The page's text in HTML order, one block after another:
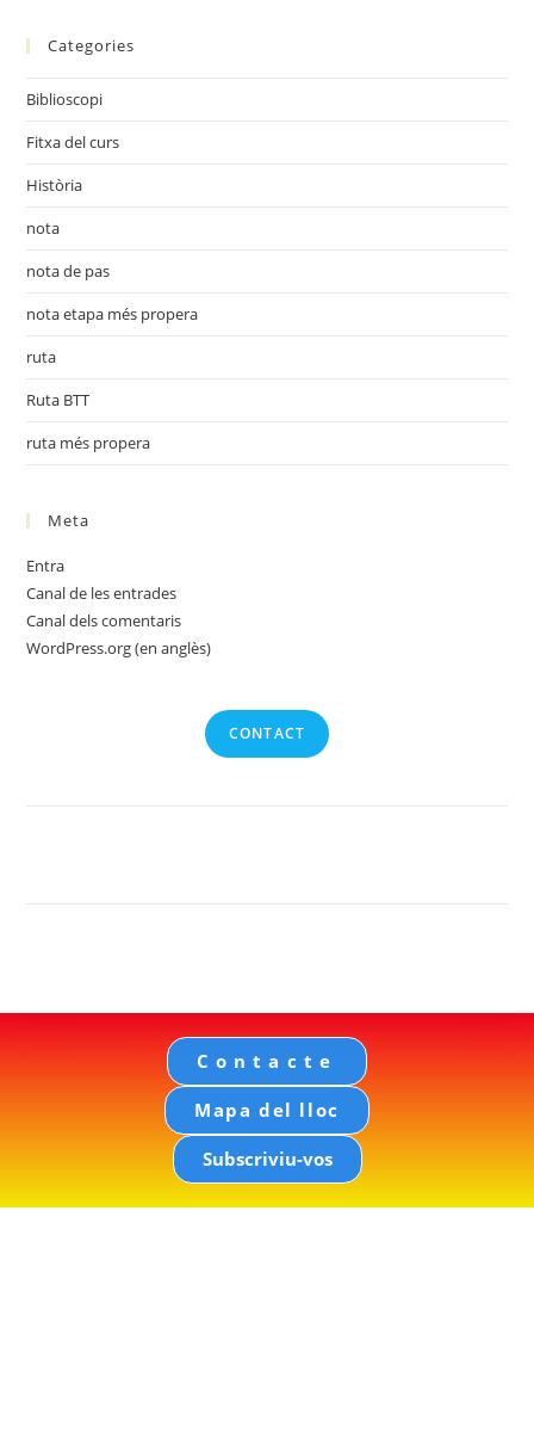
Categories
Biblioscopi
Fitxa del curs
Història
nota
nota de pas
nota etapa més propera
ruta
Ruta BTT
ruta més propera
Meta
Entra
Canal de les entrades
Canal dels comentaris
WordPress.org (en anglès)
CONTACT
Contacte
Mapa del lloc
Subscriviu-vos